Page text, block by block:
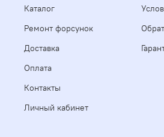
Каталог
Ремонт форсунок
Доставка
Оплата
Контакты
Личный кабинет